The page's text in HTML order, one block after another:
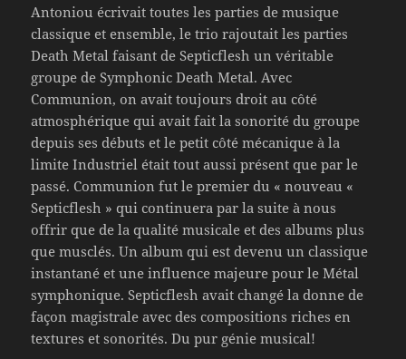
Antoniou écrivait toutes les parties de musique
classique et ensemble, le trio rajoutait les parties
Death Metal faisant de Septicflesh un véritable
groupe de Symphonic Death Metal. Avec
Communion, on avait toujours droit au côté
atmosphérique qui avait fait la sonorité du groupe
depuis ses débuts et le petit côté mécanique à la
limite Industriel était tout aussi présent que par le
passé. Communion fut le premier du « nouveau «
Septicflesh » qui continuera par la suite à nous
offrir que de la qualité musicale et des albums plus
que musclés. Un album qui est devenu un classique
instantané et une influence majeure pour le Métal
symphonique. Septicflesh avait changé la donne de
façon magistrale avec des compositions riches en
textures et sonorités. Du pur génie musical!